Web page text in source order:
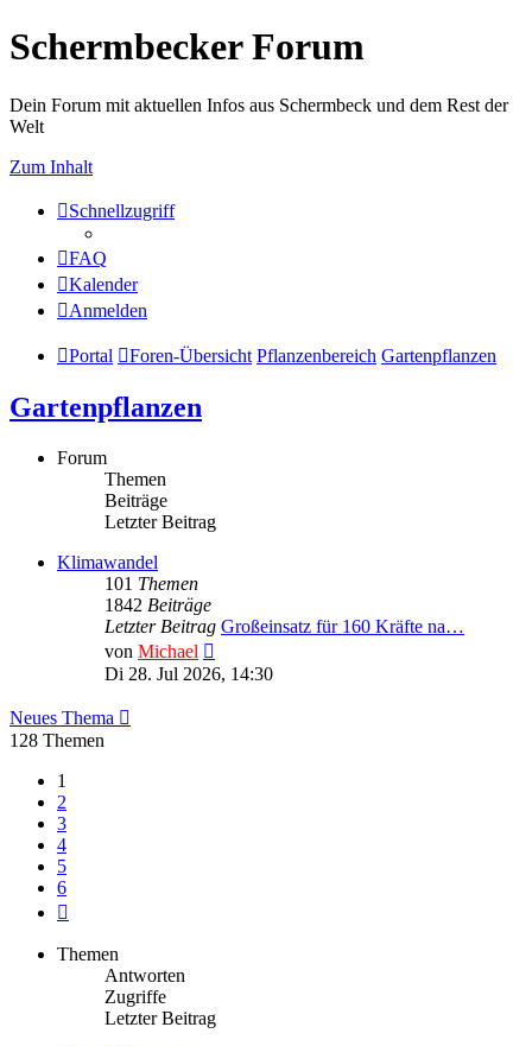
Schermbecker Forum
Dein Forum mit aktuellen Infos aus Schermbeck und dem Rest der
Welt
Zum Inhalt
Schnellzugriff
FAQ
Kalender
Anmelden
Portal Foren-Übersicht Pflanzenbereich Gartenpflanzen
Gartenpflanzen
Forum
Themen
Beiträge
Letzter Beitrag
Klimawandel
101 Themen
1842 Beiträge
Letzter Beitrag Großeinsatz für 160 Kräfte na…
von Michael
Beitrag
Di 28. Jul 2026, 14:30
Neues Thema
128 Themen
1
2
3
4
5
6
Themen
Antworten
Zugriffe
Letzter Beitrag